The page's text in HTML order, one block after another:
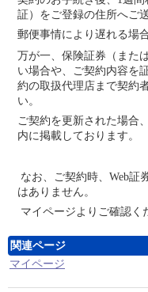
証）をご登録の住所へご
郵便事情により遅れる場
万が一、保険証券（また
い場合や、ご契約内容を
約の取扱代理店まで契約
い。
ご契約を更新された場合
内に掲載しております。
なお、ご契約時、Web証
はありません。
マイページよりご確認く
関連ページ
マイページ